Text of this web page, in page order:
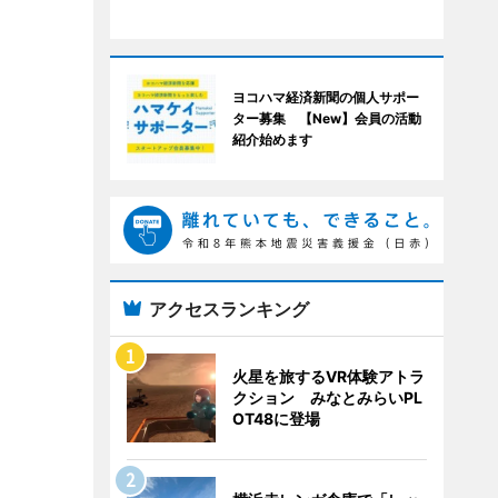
ヨコハマ経済新聞の個人サポー
ター募集 【New】会員の活動
紹介始めます
アクセスランキング
火星を旅するVR体験アトラ
クション みなとみらいPL
OT48に登場